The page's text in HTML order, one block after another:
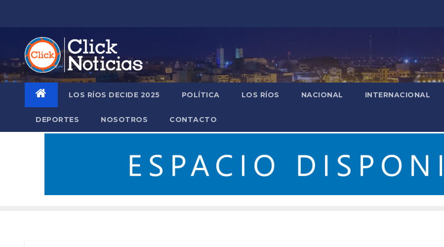
LOS RÍOS DECIDE 2025 POLÍTICA LOS RÍOS NACIONAL INTERNACIONAL
DEPORTES NOSOTROS CONTACTO